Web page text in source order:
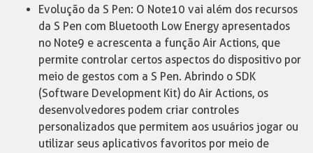
Evolução da S Pen: O Note10 vai além dos recursos
da S Pen com Bluetooth Low Energy apresentados
no Note9 e acrescenta a função Air Actions, que
permite controlar certos aspectos do dispositivo por
meio de gestos com a S Pen. Abrindo o SDK
(Software Development Kit) do Air Actions, os
desenvolvedores podem criar controles
personalizados que permitem aos usuários jogar ou
utilizar seus aplicativos favoritos por meio de